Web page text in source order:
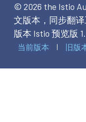
© 2026 the Istio
文版本，同步翻
版本 Istio 预览版
当前版本 旧版